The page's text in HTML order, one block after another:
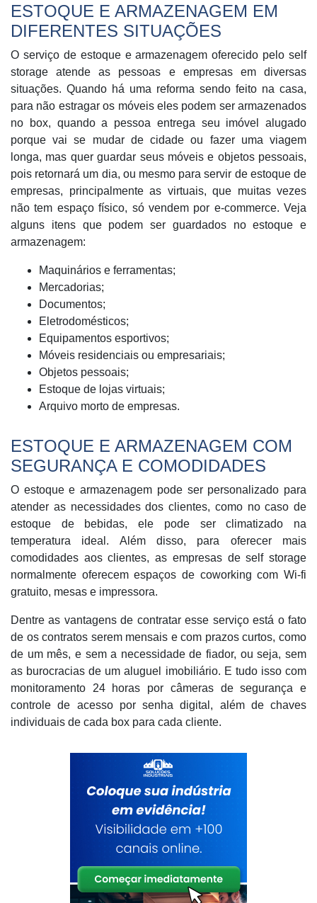
ESTOQUE E ARMAZENAGEM EM
DIFERENTES SITUAÇÕES
O serviço de estoque e armazenagem oferecido pelo self
storage atende as pessoas e empresas em diversas
situações. Quando há uma reforma sendo feito na casa,
para não estragar os móveis eles podem ser armazenados
no box, quando a pessoa entrega seu imóvel alugado
porque vai se mudar de cidade ou fazer uma viagem
longa, mas quer guardar seus móveis e objetos pessoais,
pois retornará um dia, ou mesmo para servir de estoque de
empresas, principalmente as virtuais, que muitas vezes
não tem espaço físico, só vendem por e-commerce. Veja
alguns itens que podem ser guardados no estoque e
armazenagem:
Maquinários e ferramentas;
Mercadorias;
Documentos;
Eletrodomésticos;
Equipamentos esportivos;
Móveis residenciais ou empresariais;
Objetos pessoais;
Estoque de lojas virtuais;
Arquivo morto de empresas.
ESTOQUE E ARMAZENAGEM COM
SEGURANÇA E COMODIDADES
O estoque e armazenagem pode ser personalizado para
atender as necessidades dos clientes, como no caso de
estoque de bebidas, ele pode ser climatizado na
temperatura ideal. Além disso, para oferecer mais
comodidades aos clientes, as empresas de self storage
normalmente oferecem espaços de coworking com Wi-fi
gratuito, mesas e impressora.
Dentre as vantagens de contratar esse serviço está o fato
de os contratos serem mensais e com prazos curtos, como
de um mês, e sem a necessidade de fiador, ou seja, sem
as burocracias de um aluguel imobiliário. E tudo isso com
monitoramento 24 horas por câmeras de segurança e
controle de acesso por senha digital, além de chaves
individuais de cada box para cada cliente.